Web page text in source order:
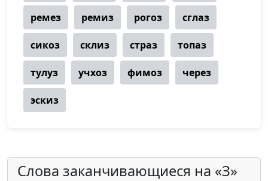
ремез ремиз рогоз сглаз
сикоз склиз страз топаз
тулуз учхоз фимоз через
эскиз
Слова заканчивающиеся на «З»